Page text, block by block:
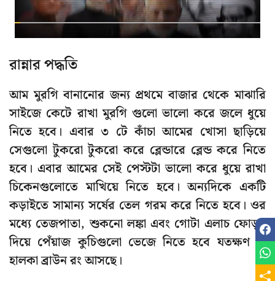
রান্নার পদ্ধতি
আম মুরগি বানানোর জন্য প্রথমে বাজার থেকে মাঝারি
সাইজে কেটে রাখা মুরগি গুলো ভালো করে জলে ধুয়ে
নিতে হবে। এবার ৩ টে কাঁচা আমের খোসা ছাড়িয়ে
সেগুলো টুকরো টুকরো করে ব্লেন্ডারে ব্লেন্ড করে নিতে
হবে। এবার আমের সেই পেস্টটা ভালো করে ধুয়ে রাখা
চিকেনগুলোতে মাখিয়ে নিতে হবে। অন্যদিকে একটি
কড়াইতে সামান্য সর্ষের তেল গরম করে নিতে হবে। ওর
মধ্যে তেজপাতা, শুকনো লঙ্কা এবং গোটা এলাচ ফোড়ন
দিয়ে পেঁয়াজ কুচিগুলো ভেজে নিতে হবে যতক্ষণ না
হালকা ব্রাউন রং আসছে।